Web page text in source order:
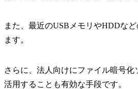
また、最近のUSBメモリやHDDな
ます。
さらに、法人向けにファイル暗号
活用することも有効な手段です。